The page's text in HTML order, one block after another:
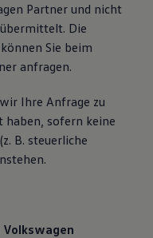
Partner und nicht
Die
Sie beim
anfragen.
Ihre Anfrage zu
sofern keine
B. steuerliche